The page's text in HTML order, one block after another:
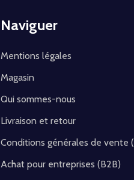
Naviguer
Mentions légales
Magasin
Qui sommes-nous
Livraison et retour
Conditions générales de vente
Achat pour entreprises (B2B)